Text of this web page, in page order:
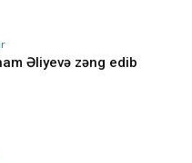
Əliyevə zəng edib